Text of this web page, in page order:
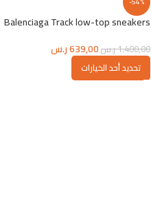
Balenciaga Track low-top sneakers
1.400,00ر.س639,00ر.س
تحديد أحد الخيارات